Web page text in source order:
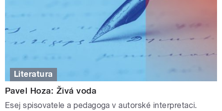
Literatura
Pavel Hoza: Živá voda
Esej spisovatele a pedagoga v autorské interpretaci.